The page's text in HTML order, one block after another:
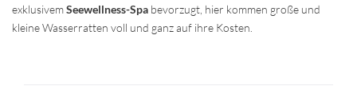
exklusivemSeewellness-Spa bevorzugt, hier kommen große und
kleine Wasserratten voll und ganz auf ihre Kosten.